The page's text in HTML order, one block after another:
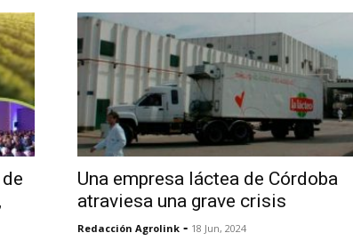
Una empresa láctea de Córdoba
atraviesa una grave crisis
Redacción Agrolink - 18 Jun, 2024